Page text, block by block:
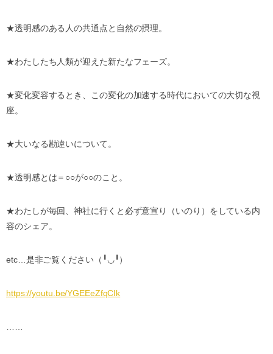
★透明感のある人の共通点と自然の摂理。
★わたしたち人類が迎えた新たなフェーズ。
★変化変容するとき、この変化の加速する時代においての大切な視
座。
★大いなる勘違いについて。
★透明感とは＝ ○○が○○のこと。
★わたしが毎回、神社に行くと必ず意宣り（いのり）をしている内
容のシェア。
etc… 是非ご覧ください（ ╹◡╹）
https://youtu.be/YGEEeZfqCIk